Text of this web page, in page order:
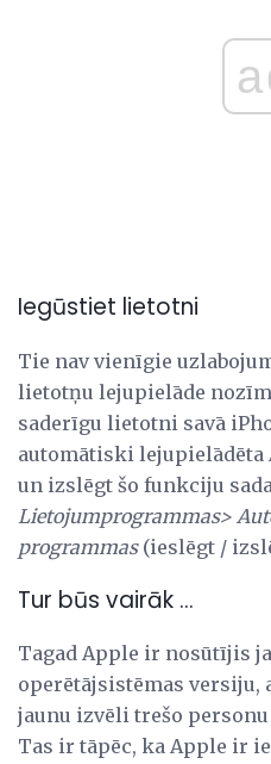
Iegūstiet lietotni
Tie nav vienīgie
lietotņu lejupielāde
saderīgu lietotni savā
automātiski lejupielādēta
un izslēgt šo funkciju
Lietojumprogrammas>
programmas(ieslēgt /
Tur būs vairāk ...
Tagad Apple ir nosūtījis
operētājsistēmas versiju,
jaunu izvēli trešo
Tas ir tāpēc, ka Apple ir